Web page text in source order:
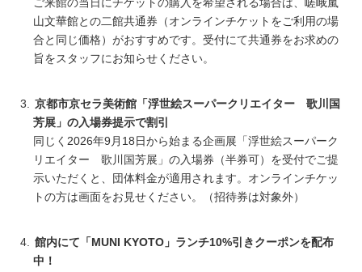
山文華館との二館共通券（オンラインチケットをご利用の場
合と同じ価格）がおすすめです。受付にて共通券をお求めの
旨をスタッフにお知らせください。
京都市京セラ美術館「浮世絵スーパークリエイター 歌川国
芳展」の入場券提示で割引
同じく2026年9月18日から始まる企画展「浮世絵スーパーク
リエイター 歌川国芳展」の入場券（半券可）を受付でご提
示いただくと、団体料金が適用されます。オンラインチケッ
トの方は画面をお見せください。（招待券は対象外）
館内にて「MUNI KYOTO」ランチ10%引きクーポンを配布
中！